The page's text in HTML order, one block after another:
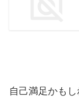
自己満足かも